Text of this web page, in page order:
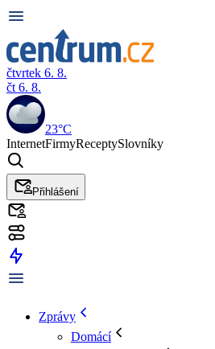
čtvrtek 6. 8.
čt 6. 8.
23°C
InternetFirmyReceptySlovníky
Přihlášení
Zprávy
Domácí